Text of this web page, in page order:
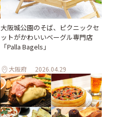
大阪城公園のそば、ピクニックセ
ットがかわいいベーグル専門店
「Palla Bagels」
大阪府 2026.04.29